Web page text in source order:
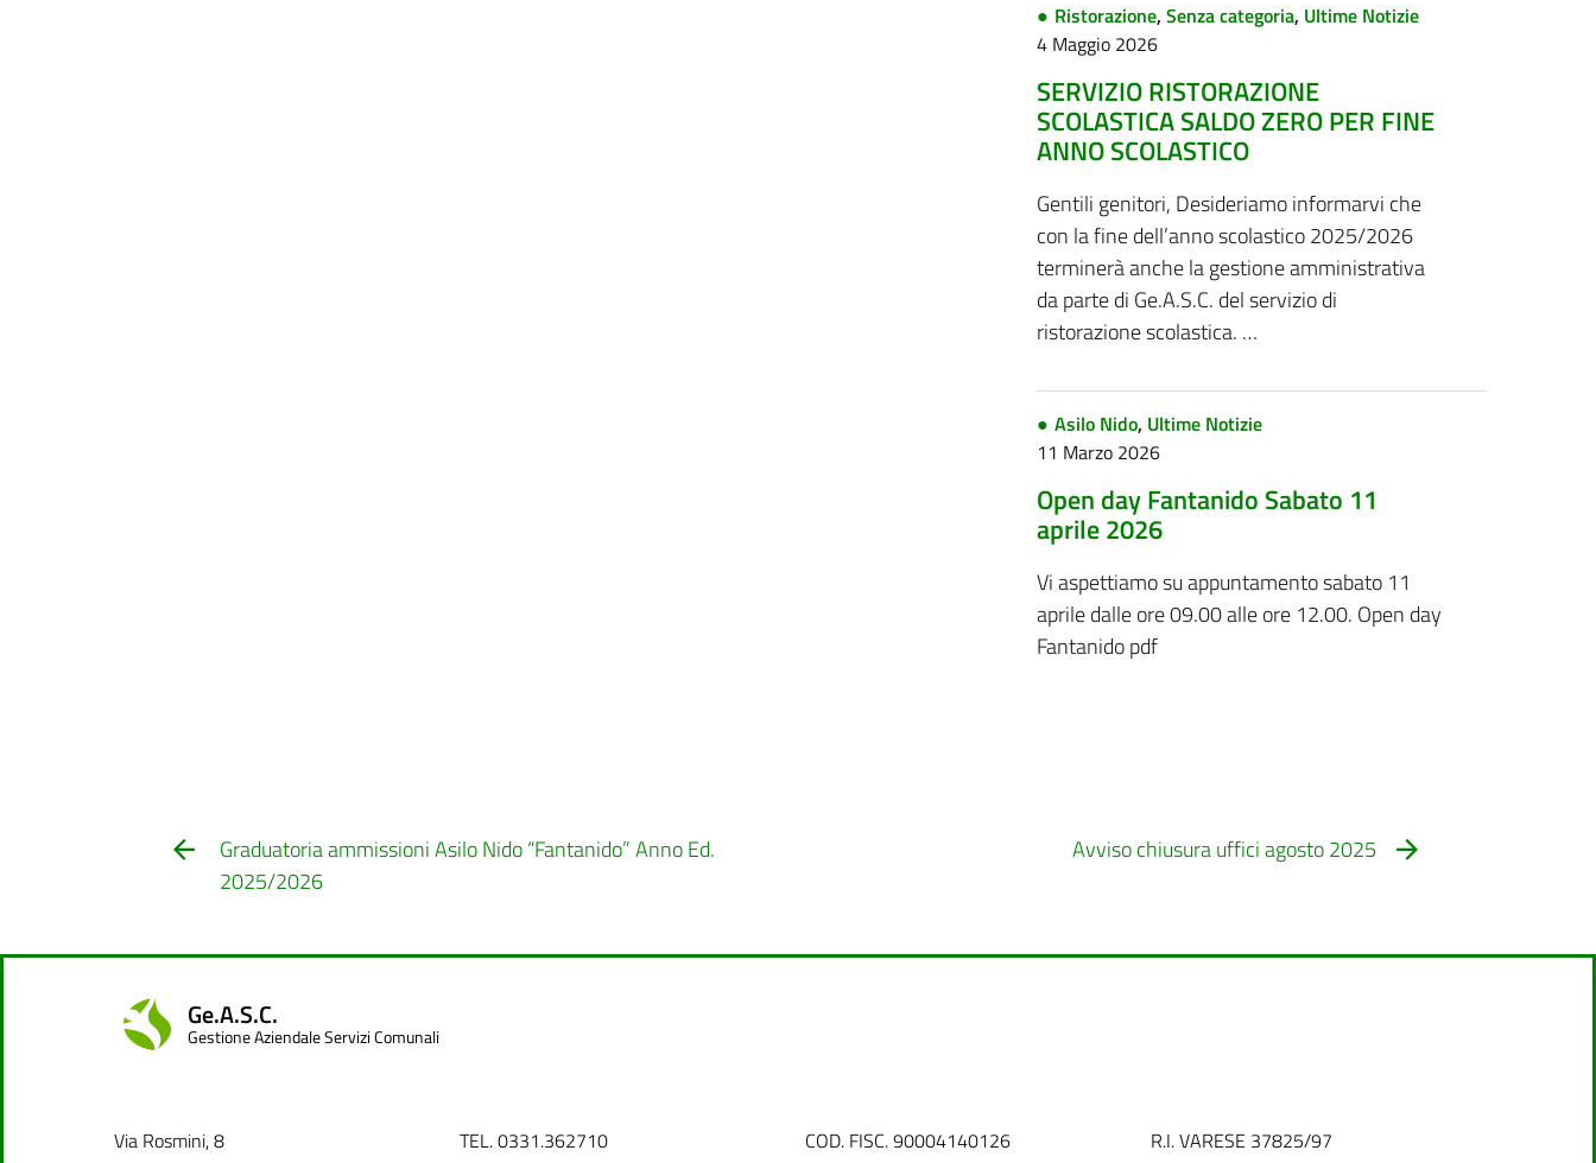
Ristorazione,Senza categoria, Ultime Notizie
4 Maggio 2026
SERVIZIO RISTORAZIONE
SCOLASTICA SALDO ZERO PER FINE
ANNO SCOLASTICO
Gentili genitori, Desideriamo informarvi che
con la fine dell’anno scolastico 2025/2026
terminerà anche la gestione amministrativa
da parte di Ge.A.S.C. del servizio di
ristorazione scolastica. …
Asilo Nido, Ultime Notizie
11 Marzo 2026
Open day Fantanido Sabato 11
aprile 2026
Vi aspettiamo su appuntamento sabato 11
aprile dalle ore 09.00 alle ore 12.00. Open day
Fantanido pdf
Graduatoria ammissioni Asilo Nido “Fantanido” Anno Ed.
2025/2026
Avviso chiusura uffici agosto 2025
Ge.A.S.C.
Gestione Aziendale Servizi Comunali
Via Rosmini, 8 TEL. 0331.362710 COD. FISC. 90004140126 R.I. VARESE 37825/97